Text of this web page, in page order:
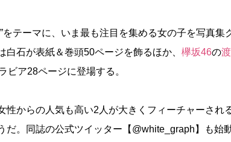
テーマに、いま最も注目を集める女の子を写真集
石が表紙＆巻頭50ページを飾るほか、 欅坂46の
ビア28ページに登場する。
からの人気も高い2人が大きくフィーチャーされ
だ。同誌の公式ツイッター【@white_graph】も始